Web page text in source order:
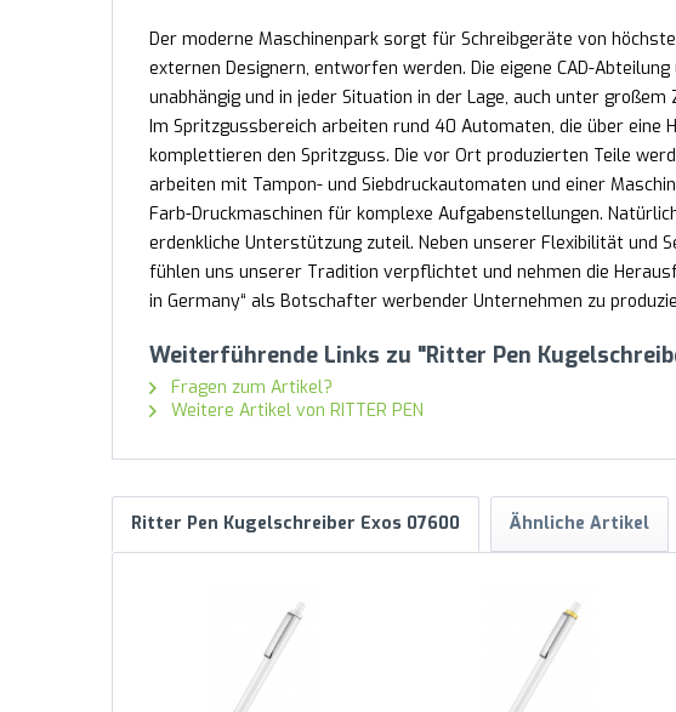
Der moderne Maschinenpark sorgt für Schreibgeräte von
externen Designern, entworfen werden. Die eigene CAD-
unabhängig und in jeder Situation in der Lage, auch unter großem
Im Spritzgussbereich arbeiten rund 40 Automaten, die über
komplettieren den Spritzguss. Die vor Ort produzierten Teile
arbeiten mit Tampon- und Siebdruckautomaten und einer
Farb-Druckmaschinen für komplexe Aufgabenstellungen.
erdenkliche Unterstützung zuteil. Neben unserer Flexibilität
fühlen uns unserer Tradition verpflichtet und nehmen die
in Germany“ als Botschafter werbender Unternehmen zu
Weiterführende Links zu "Ritter Pen
Fragen zum Artikel?
Weitere Artikel von RITTER PEN
Ritter Pen Kugelschreiber Exos 07600 Ähnliche Artikel